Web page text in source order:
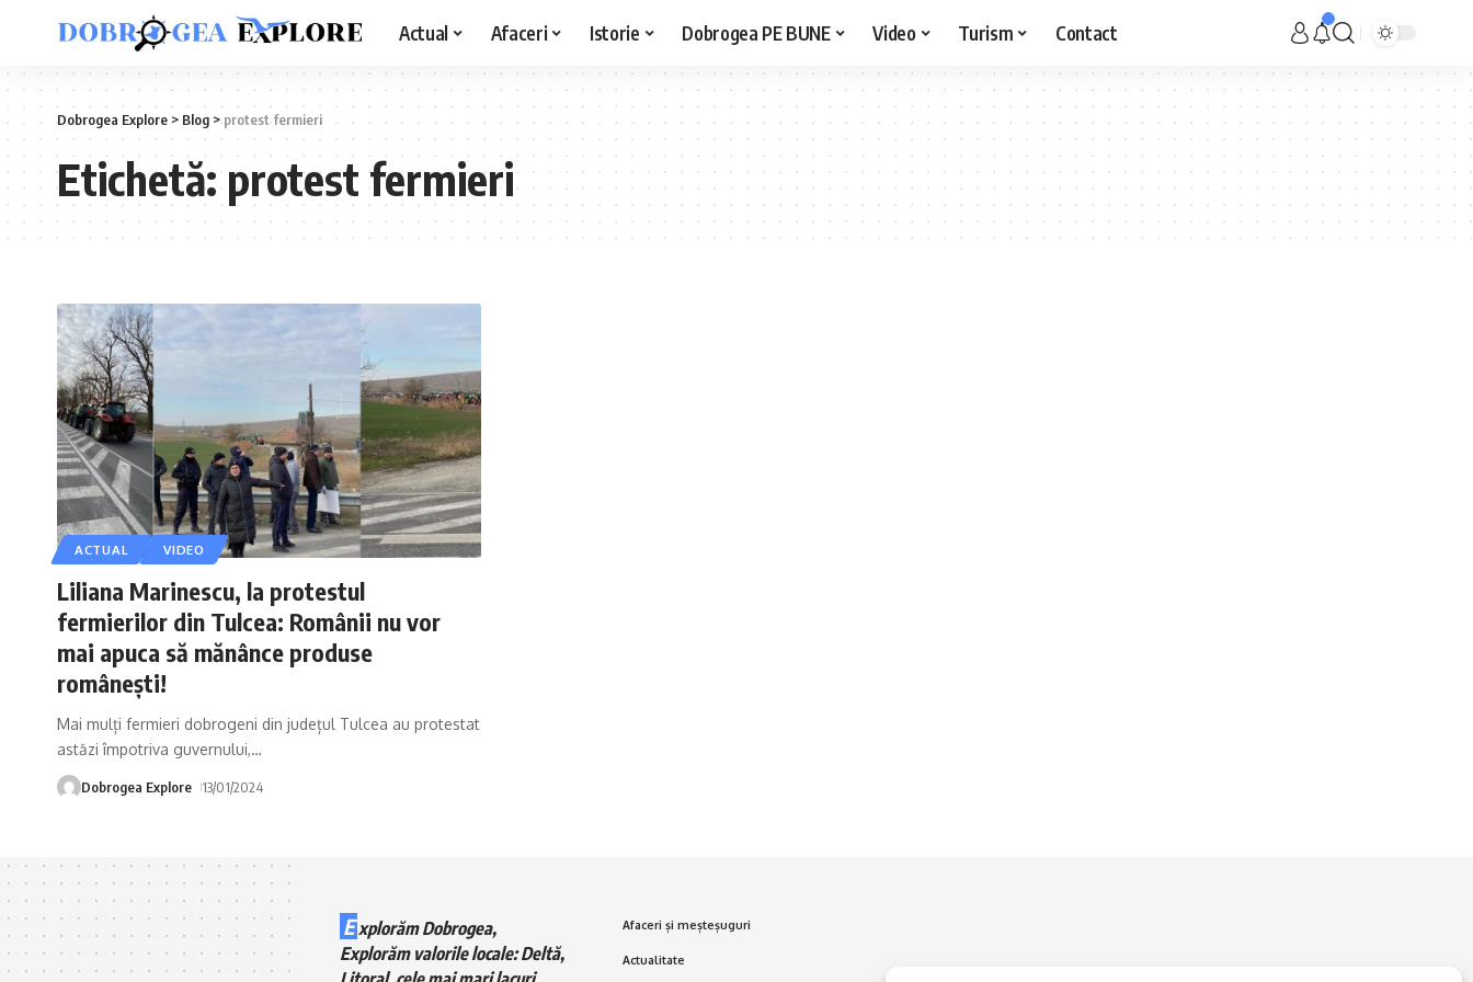
Actual Afaceri Istorie Dobrogea PE BUNE Video Turism Contact
Dobrogea Explore> Blog >protest fermieri
Etichetă:protest fermieri
ACTUAL VIDEO
Liliana Marinescu, la protestul
fermierilor din Tulcea: Românii nu vor
mai apuca să mănânce produse
românești!
Mai mulți fermieri dobrogeni din județul Tulcea au protestat
astăzi împotriva guvernului,…
Dobrogea Explore 13/01/2024
E xplorăm Dobrogea,
Explorăm valorile locale: Deltă,
Afaceri și meșteșuguri
Actualitate